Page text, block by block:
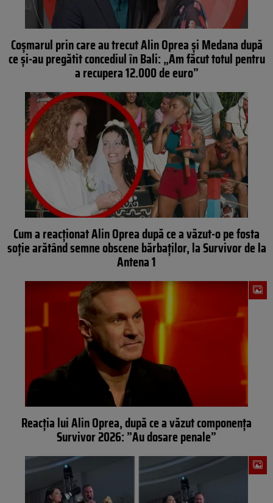
Coșmarul prin care au trecut Alin Oprea și Medana după
ce și-au pregătit concediul în Bali: „Am făcut totul pentru
a recupera 12.000 de euro”
Cum a reacționat Alin Oprea după ce a văzut-o pe fosta
soție arătând semne obscene bărbaților, la Survivor de la
Antena 1
Reacția lui Alin Oprea, după ce a văzut componența
Survivor 2026: ”Au dosare penale”